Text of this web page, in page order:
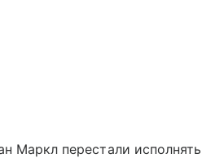
Маркл перестали исполнять